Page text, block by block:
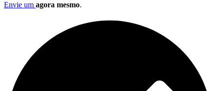
Envie um agora mesmo.